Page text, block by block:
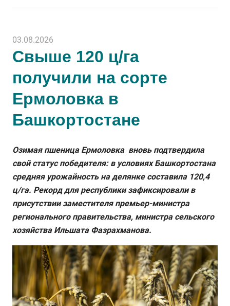
03.08.2026
Свыше 120 ц/га
получили на сорте
Ермоловка в
Башкортостане
Озимая пшеница Ермоловка вновь подтвердила
свой статус победителя: в условиях Башкортостана
средняя урожайность на делянке составила 120,4
ц/га. Рекорд для республики зафиксировали в
присутствии заместителя премьер-министра
регионального правительства, министра сельского
хозяйства Ильшата Фазрахманова.